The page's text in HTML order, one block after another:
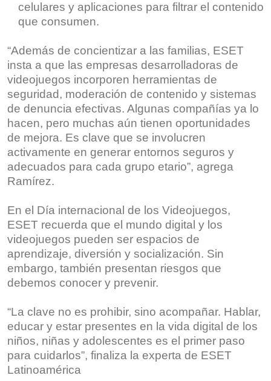
celulares y aplicaciones para filtrar el contenido
que consumen.
“Además de concientizar a las familias, ESET
insta a que las empresas desarrolladoras de
videojuegos incorporen herramientas de
seguridad, moderación de contenido y sistemas
de denuncia efectivas. Algunas compañías ya lo
hacen, pero muchas aún tienen oportunidades
de mejora. Es clave que se involucren
activamente en generar entornos seguros y
adecuados para cada grupo etario”, agrega
Ramírez.
En el Día internacional de los Videojuegos,
ESET recuerda que el mundo digital y los
videojuegos pueden ser espacios de
aprendizaje, diversión y socialización. Sin
embargo, también presentan riesgos que
debemos conocer y prevenir.
“La clave no es prohibir, sino acompañar. Hablar,
educar y estar presentes en la vida digital de los
niños, niñas y adolescentes es el primer paso
para cuidarlos”, finaliza la experta de ESET
Latinoamérica